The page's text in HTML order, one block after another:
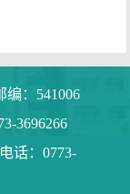
：541006
3696266
话：0773-